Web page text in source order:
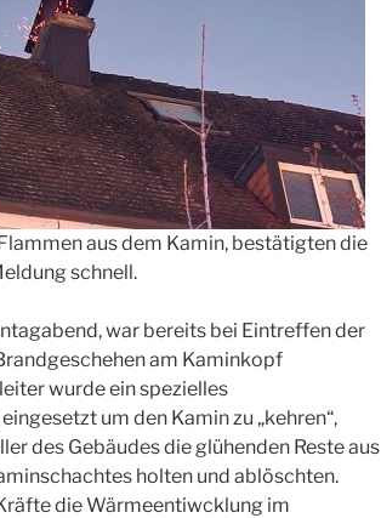
aus dem Kamin, bestätigten die
schnell.
war bereits bei Eintreffen der
am Kaminkopf
wurde ein spezielles
um den Kamin zu „kehren“,
des Gebäudes die glühenden Reste aus
holten und ablöschten.
die Wärmeentiwcklung im